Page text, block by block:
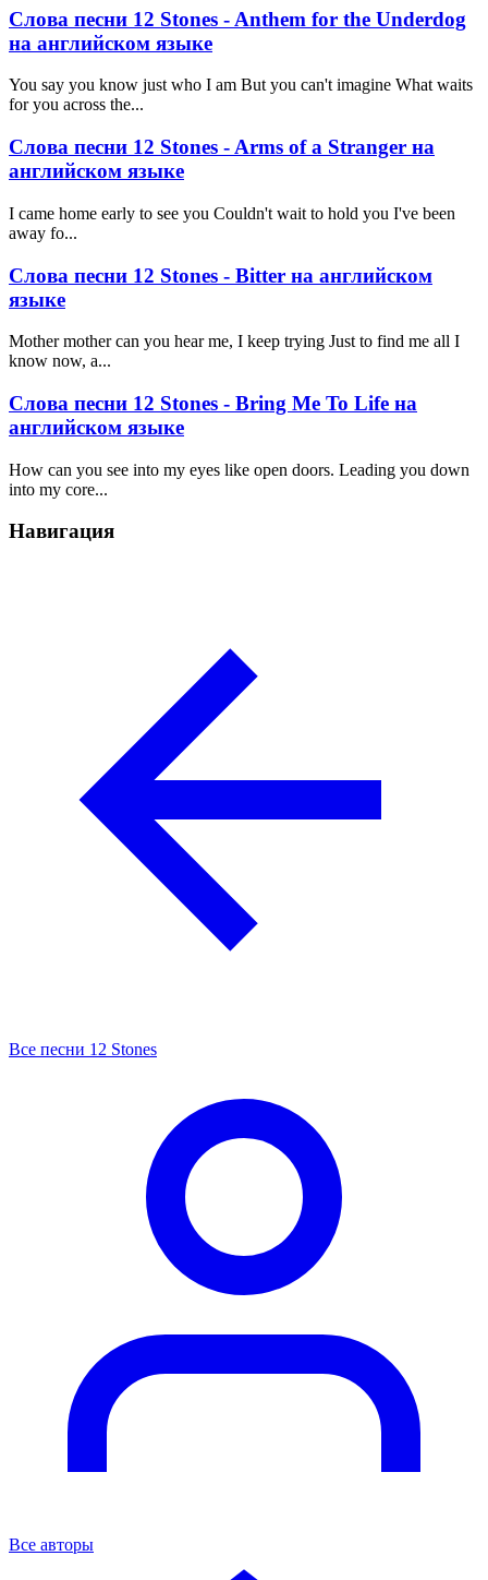
Слова песни 12 Stones - Anthem for the Underdog
на английском языке
You say you know just who I am But you can't imagine What waits
for you across the...
Слова песни 12 Stones - Arms of a Stranger на
английском языке
I came home early to see you Couldn't wait to hold you I've been
away fo...
Слова песни 12 Stones - Bitter на английском
языке
Mother mother can you hear me, I keep trying Just to find me all I
know now, a...
Слова песни 12 Stones - Bring Me To Life на
английском языке
How can you see into my eyes like open doors. Leading you down
into my core...
Навигация
Все песни 12 Stones
Все авторы